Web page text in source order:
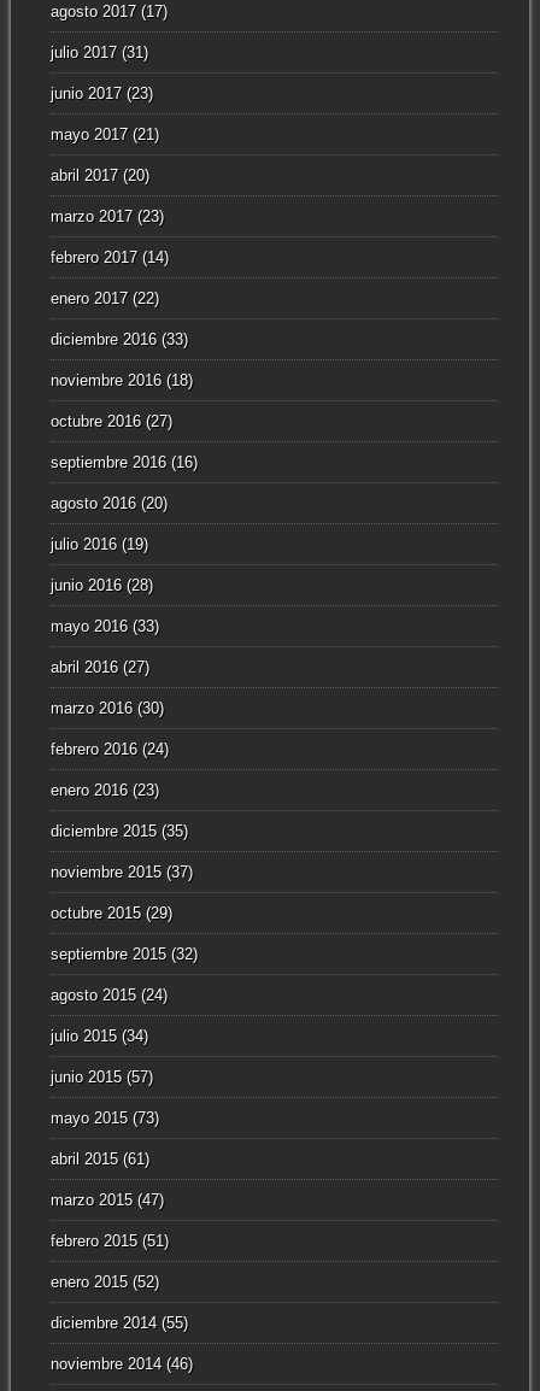
agosto 2017(17)
julio 2017(31)
junio 2017(23)
mayo 2017(21)
abril 2017(20)
marzo 2017(23)
febrero 2017(14)
enero 2017(22)
diciembre 2016(33)
noviembre 2016(18)
octubre 2016(27)
septiembre 2016(16)
agosto 2016(20)
julio 2016(19)
junio 2016(28)
mayo 2016(33)
abril 2016(27)
marzo 2016(30)
febrero 2016(24)
enero 2016(23)
diciembre 2015(35)
noviembre 2015(37)
octubre 2015(29)
septiembre 2015(32)
agosto 2015(24)
julio 2015(34)
junio 2015(57)
mayo 2015(73)
abril 2015(61)
marzo 2015(47)
febrero 2015(51)
enero 2015(52)
diciembre 2014(55)
noviembre 2014(46)